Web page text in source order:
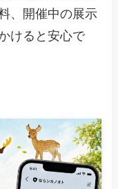
、開催中の展示
けると安心で